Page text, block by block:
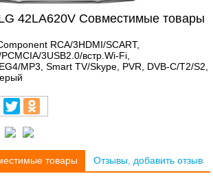
42LA620V Совместимые товары
RCA/3HDMI/SCART,
3USB2.0/встр.Wi-Fi,
MP3, Smart TV/Skype, PVR, DVB-C/T2/S2,
товары Отзывы, добавить отзыв